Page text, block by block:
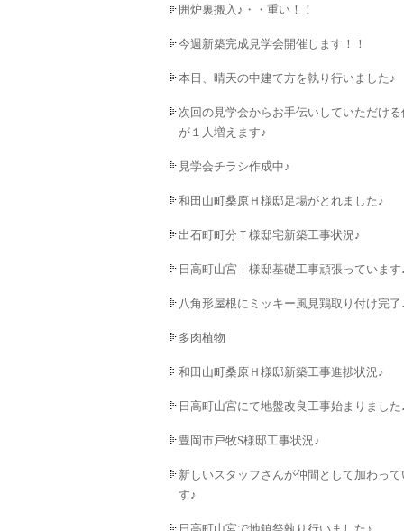
囲炉裏搬入♪・・重い！！
今週新築完成見学会開催します！！
本日、晴天の中建て方を執り行いました♪
次回の見学会からお手伝いしていただける
が１人増えます♪
見学会チラシ作成中♪
和田山町桑原Ｈ様邸足場がとれました♪
出石町町分Ｔ様邸宅新築工事状況♪
日高町山宮Ⅰ様邸基礎工事頑張っています
八角形屋根にミッキー風見鶏取り付け完了
多肉植物
和田山町桑原Ｈ様邸新築工事進捗状況♪
日高町山宮にて地盤改良工事始まりました
豊岡市戸牧S様邸工事状況♪
新しいスタッフさんが仲間として加わって
す♪